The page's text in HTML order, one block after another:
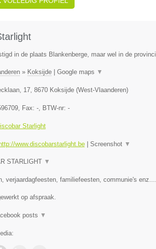
in de plaats Blankenberge, maar wel in de
» Koksijde| Google maps ▼
17, 8670 Koksijde(West-Vlaanderen)
, Fax: -, BTW-nr: -
Starlight
http://www.discobarstarlight.be| Screenshot ▼
STARLIGHT ▼
verjaardagfeesten, familiefeesten, communie's
op afspraak.
posts ▼